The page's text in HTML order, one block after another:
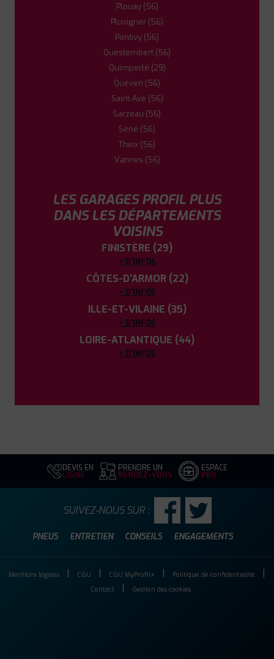
Plouay (56)
Pluvigner (56)
Pontivy (56)
Questembert (56)
Quimperlé (29)
Quéven (56)
Saint-Avé (56)
Sarzeau (56)
Séné (56)
Theix (56)
Vannes (56)
LES GARAGES PROFIL PLUS
DANS LES DÉPARTEMENTS
VOISINS
FINISTÈRE (29)
+ D'INFOS
CÔTES-D'ARMOR (22)
+ D'INFOS
ILLE-ET-VILAINE (35)
+ D'INFOS
LOIRE-ATLANTIQUE (44)
+ D'INFOS
DEVIS EN
LIGNE
PRENDRE UN
RENDEZ-VOUS
ESPACE
PRO
PNEUS ENTRETIEN CONSEILS ENGAGEMENTS
SUIVEZ-NOUS SUR :
Mentions légales CGU CGU MyProfil+
Politique de confidentialité
Contact
Gestion des cookies